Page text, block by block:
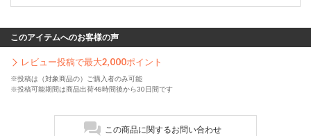
このアイテムへのお客様の声
レビュー投稿で最大2,000ポイント
※投稿は（対象商品の）ご購入者のみ可能
※投稿可能期間は商品出荷48時間後から30日間です
この商品に関するお問い合わせ